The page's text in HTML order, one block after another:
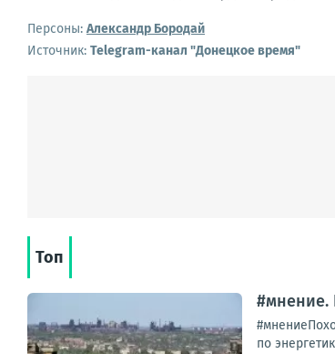
Персоны: Александр Бородай
Источник: Telegram-канал "Донецкое время"
Топ
#мнение.
по